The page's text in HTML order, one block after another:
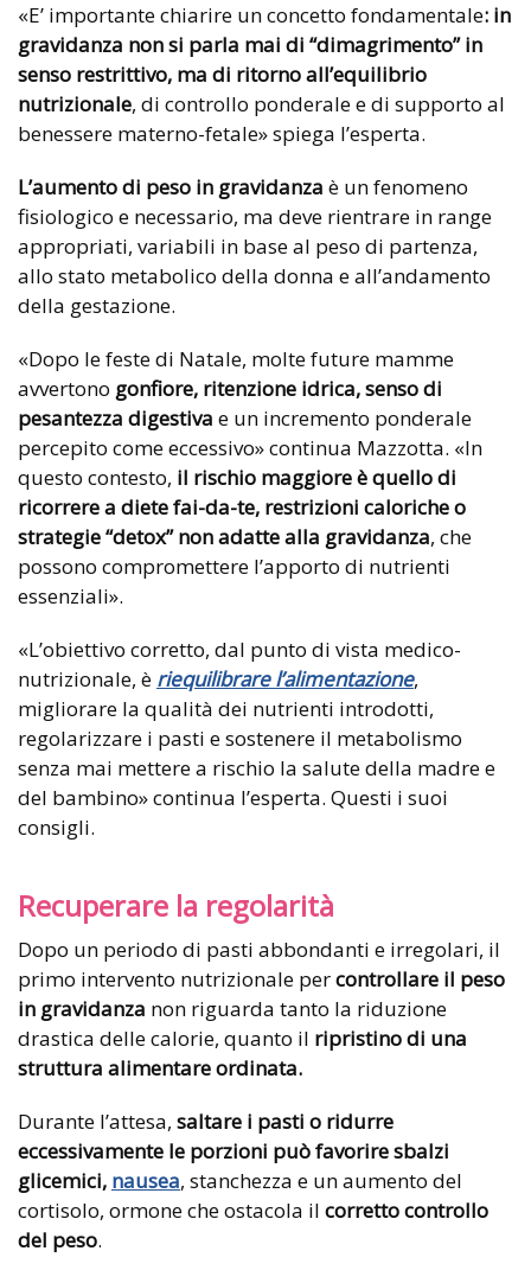
«E’ importante chiarire un concetto fondamentale: in
gravidanza non si parla mai di “dimagrimento” in
senso restrittivo, ma di ritorno all’equilibrio
nutrizionale, di controllo ponderale e di supporto al
benessere materno-fetale» spiega l’esperta.
L’aumento di peso in gravidanza è un fenomeno
fisiologico e necessario, ma deve rientrare in range
appropriati, variabili in base al peso di partenza,
allo stato metabolico della donna e all’andamento
della gestazione.
«Dopo le feste di Natale, molte future mamme
avvertono gonfiore, ritenzione idrica, senso di
pesantezza digestiva e un incremento ponderale
percepito come eccessivo» continua Mazzotta. «In
questo contesto, il rischio maggiore è quello di
ricorrere a diete fai-da-te, restrizioni caloriche o
strategie “detox” non adatte alla gravidanza, che
possono compromettere l’apporto di nutrienti
essenziali».
«L’obiettivo corretto, dal punto di vista medico-
nutrizionale, è riequilibrare l’alimentazione,
migliorare la qualità dei nutrienti introdotti,
regolarizzare i pasti e sostenere il metabolismo
senza mai mettere a rischio la salute della madre e
del bambino» continua l’esperta. Questi i suoi
consigli.
Recuperare la regolarità
Dopo un periodo di pasti abbondanti e irregolari, il
primo intervento nutrizionale percontrollare il peso
in gravidanza non riguarda tanto la riduzione
drastica delle calorie, quanto il ripristino di una
struttura alimentare ordinata.
Durante l’attesa, saltare i pasti o ridurre
eccessivamente le porzioni può favorire sbalzi
glicemici, nausea, stanchezza e un aumento del
cortisolo, ormone che ostacola il corretto controllo
del peso.